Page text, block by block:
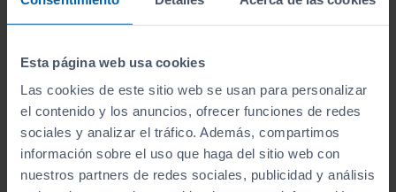
Esta página web usa cookies
Las cookies de este sitio web se usan para personalizar
el contenido y los anuncios, ofrecer funciones de redes
sociales y analizar el tráfico. Además, compartimos
información sobre el uso que haga del sitio web con
nuestros partners de redes sociales, publicidad y análisis
¿Por qué comprar en Sibuscascoche?
Compra tu coche con confianza